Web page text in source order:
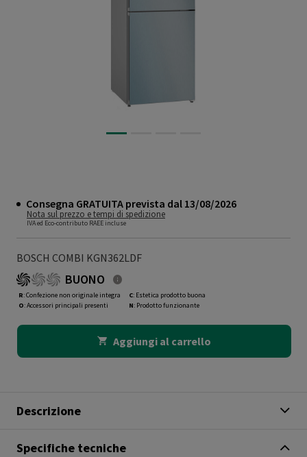
Consegna GRATUITA prevista dal 13/08/2026
Nota sul prezzo e tempi di spedizione
IVA ed Eco-contributo RAEE incluse
BOSCH COMBI KGN362LDF
BUONO
R: Confezione non originale integra
O: Accessori principali presenti
C: Estetica prodotto buona
N: Prodotto funzionante
Aggiungi al carrello
Descrizione
Specifiche tecniche